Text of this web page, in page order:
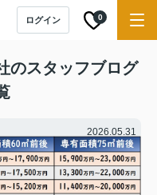
ログイン 0
のスタッフブログ
2026.05.31